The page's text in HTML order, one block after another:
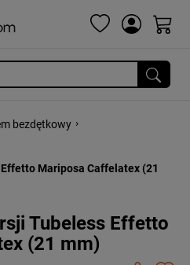
bezdętkowy ›
Mariposa Caffelatex (21
Tubeless Effetto
(21 mm)